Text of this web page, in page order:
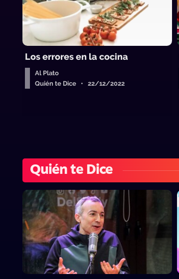
Los errores en la cocina
Al Plato
Quién te Dice • 22/12/2022
Quién te Dice